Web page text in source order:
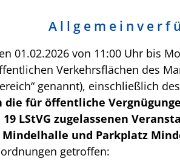
A l l g e m e i n v e r f
01.02.2026 von 11:00 Uhr bis
Verkehrsflächen des
genannt), einschließlich
die für öffentliche
LStVG zugelassenen
Mindelhalle und Parkplatz
getroffen: